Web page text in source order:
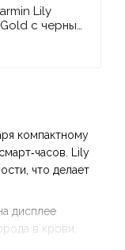
компактному
Lily
что делает
дисплее
в крови,
Lily
с черным